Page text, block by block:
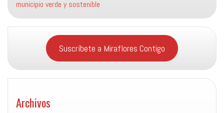
municipio verde y sostenible
Suscríbete a Miraflores Contigo
Archivos